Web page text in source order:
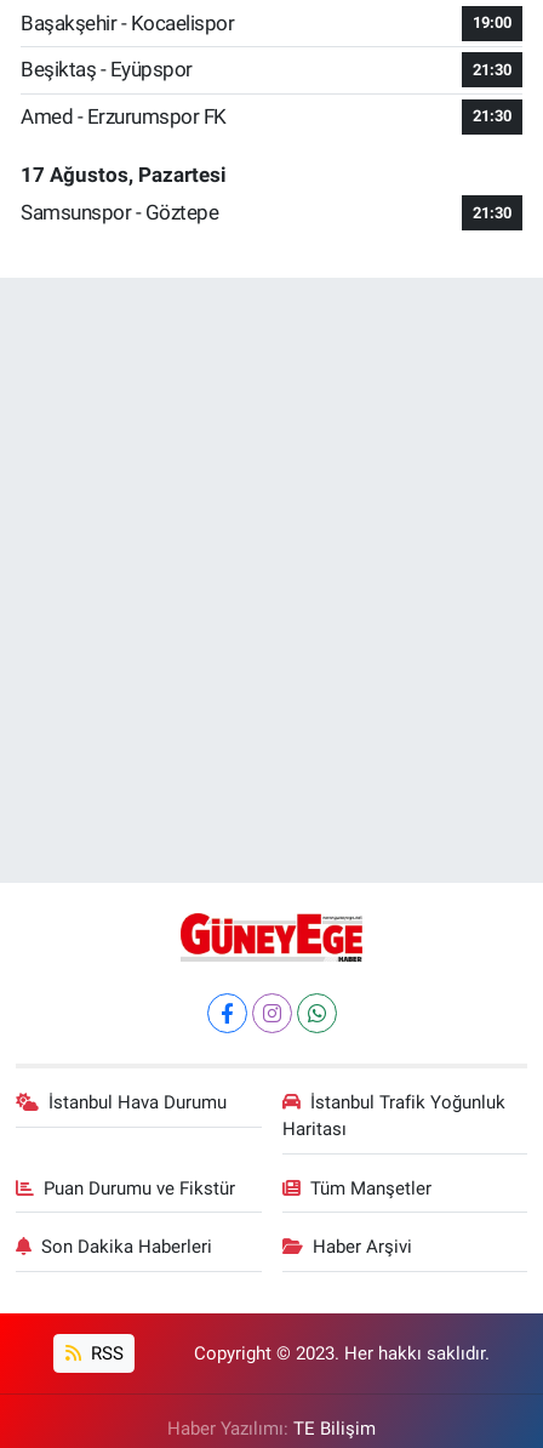
Başakşehir - Kocaelispor
19:00
Beşiktaş - Eyüpspor 21:30
Amed - Erzurumspor FK 21:30
17 Ağustos, Pazartesi
Samsunspor - Göztepe
21:30
İstanbul Hava Durumu
İstanbul Trafik Yoğunluk
Haritası
Puan Durumu ve Fikstür Tüm Manşetler
Son Dakika Haberleri Haber Arşivi
RSS Copyright © 2023. Her hakkı saklıdır.
Haber Yazılımı: TE Bilişim